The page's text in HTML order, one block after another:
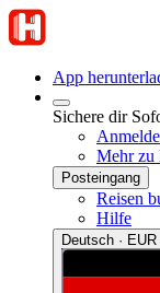
App
Sichere dir
Mehr zu
Posteingang
Reisen
Hilfe
Deutsch · EUR